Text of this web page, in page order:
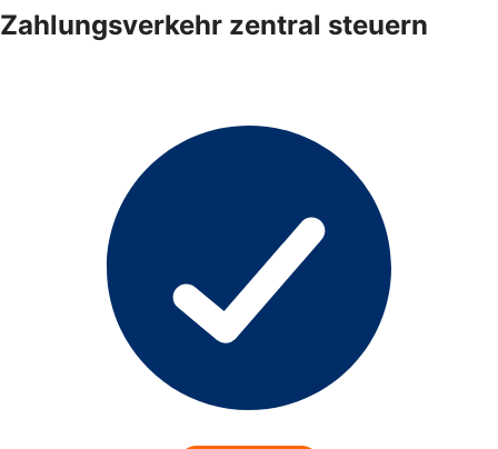
Zahlungsverkehr zentral steuern